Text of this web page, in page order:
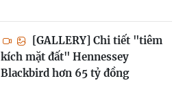
[GALLERY] Chi tiết "tiêm
kích mặt đất" Hennessey
Blackbird hơn 65 tỷ đồng